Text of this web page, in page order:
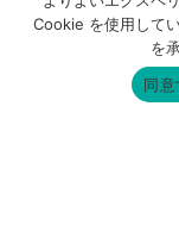
2021年3月(1)
2020年10月(1)
Cookie を使用して
を
同意